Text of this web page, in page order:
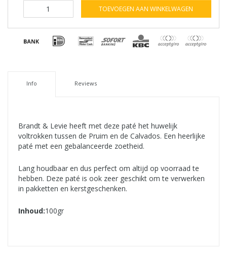
TOEVOEGEN AAN WINKELWAGEN
Info Reviews
Brandt & Levie heeft met deze paté het huwelijk
voltrokken tussen de Pruim en de Calvados. Een heerlijke
paté met een gebalanceerde zoetheid.
Lang houdbaar en dus perfect om altijd op voorraad te
hebben. Deze paté is ook zeer geschikt om te verwerken
in pakketten en kerstgeschenken.
Inhoud:100gr